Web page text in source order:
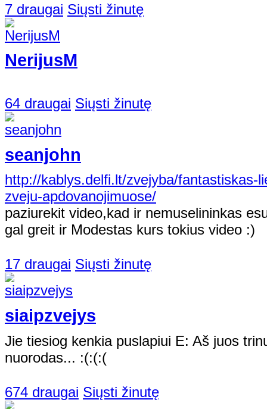
7 draugai Siųsti žinutę
NerijusM
64 draugai Siųsti žinutę
seanjohn
http://kablys.delfi.lt/zvejyba/fantastiskas-
zveju-apdovanojimuose/
paziurekit video,kad ir nemuselininkas
gal greit ir Modestas kurs tokius video :)
17 draugai Siųsti žinutę
siaipzvejys
Jie tiesiog kenkia puslapiui E: Aš juos
nuorodas... :(:(:(
674 draugai Siųsti žinutę